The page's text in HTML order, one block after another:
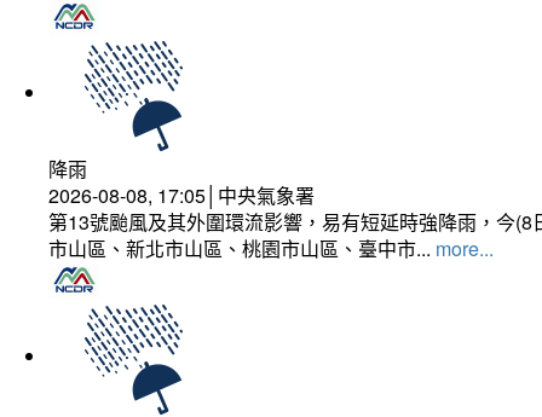
降雨
2026-08-08, 17:05│中央氣象署
第13號颱風及其外圍環流影響，易有短延時強降雨，今
市山區、新北市山區、桃園市山區、臺中市... more...